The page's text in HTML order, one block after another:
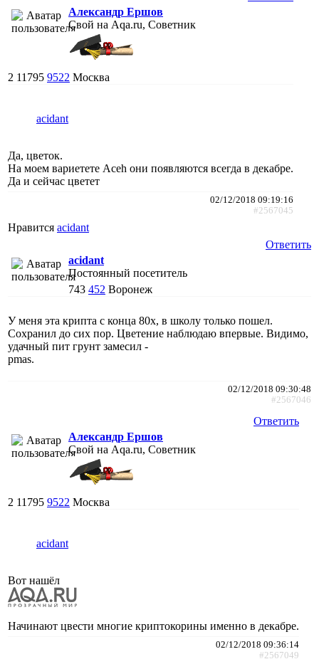
Александр Ершов
Свой на Aqa.ru, Советник
2 11795 9522 Москва
acidant
Да, цветок.
На моем вариетете Aceh они появляются всегда в декабре.
Да и сейчас цветет
02/12/2018 09:19:16
#2567045
Нравится acidant
Ответить
acidant
Постоянный посетитель
743 452 Воронеж
У меня эта крипта с конца 80х, в школу только пошел.
Сохранил до сих пор. Цветение наблюдаю впервые. Видимо,
удачный пит грунт замесил -
pmas.
02/12/2018 09:30:48
#2567046
Ответить
Александр Ершов
Свой на Aqa.ru, Советник
2 11795 9522 Москва
acidant
Вот нашёл
Начинают цвести многие криптокорины именно в декабре.
02/12/2018 09:36:14
#2567049